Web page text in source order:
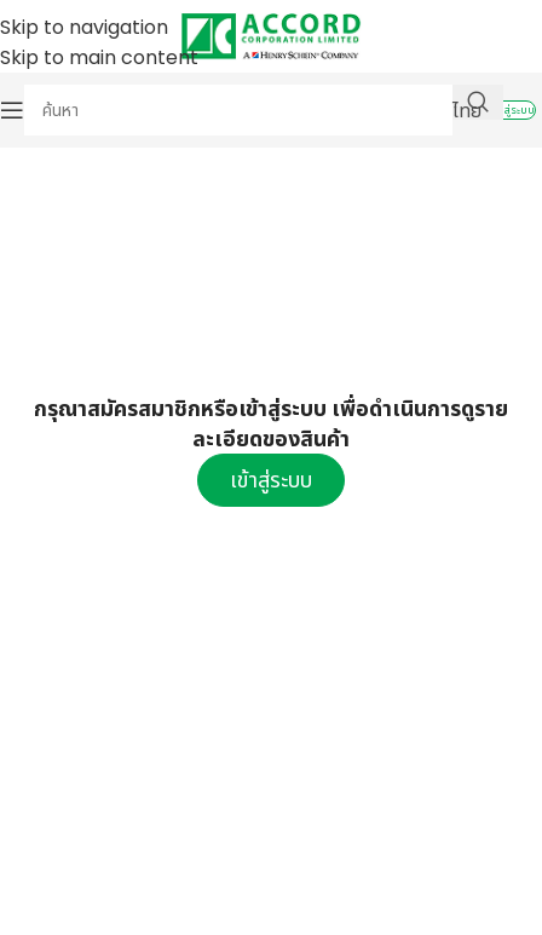
Skip to navigation
Skip to main content
ไทย
เข้าสู่ระบบ
กรุณาสมัครสมาชิกหรือเข้าสู่ระบบ เพื่อดำเนินการดูราย
ละเอียดของสินค้า
เข้าสู่ระบบ